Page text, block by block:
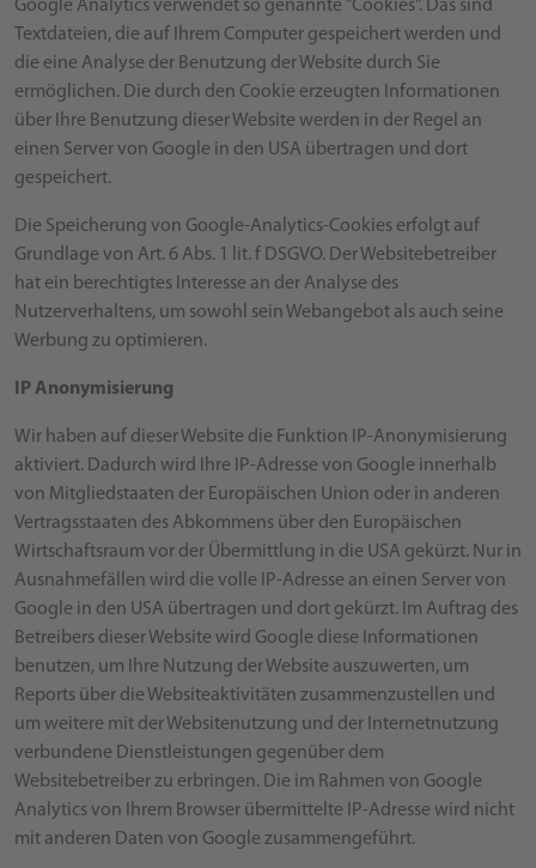
Google Analytics verwendet so genannte "Cookies". Das sind
Textdateien, die auf Ihrem Computer gespeichert werden und
die eine Analyse der Benutzung der Website durch Sie
ermöglichen. Die durch den Cookie erzeugten Informationen
über Ihre Benutzung dieser Website werden in der Regel an
einen Server von Google in den USA übertragen und dort
gespeichert.
Die Speicherung von Google-Analytics-Cookies erfolgt auf
Grundlage von Art. 6 Abs. 1 lit. f DSGVO. Der Websitebetreiber
hat ein berechtigtes Interesse an der Analyse des
Nutzerverhaltens, um sowohl sein Webangebot als auch seine
Werbung zu optimieren.
IP Anonymisierung
Wir haben auf dieser Website die Funktion IP-Anonymisierung
aktiviert. Dadurch wird Ihre IP-Adresse von Google innerhalb
von Mitgliedstaaten der Europäischen Union oder in anderen
Vertragsstaaten des Abkommens über den Europäischen
Wirtschaftsraum vor der Übermittlung in die USA gekürzt. Nur in
Ausnahmefällen wird die volle IP-Adresse an einen Server von
Google in den USA übertragen und dort gekürzt. Im Auftrag des
Betreibers dieser Website wird Google diese Informationen
benutzen, um Ihre Nutzung der Website auszuwerten, um
Reports über die Websiteaktivitäten zusammenzustellen und
um weitere mit der Websitenutzung und der Internetnutzung
verbundene Dienstleistungen gegenüber dem
Websitebetreiber zu erbringen. Die im Rahmen von Google
Analytics von Ihrem Browser übermittelte IP-Adresse wird nicht
mit anderen Daten von Google zusammengeführt.